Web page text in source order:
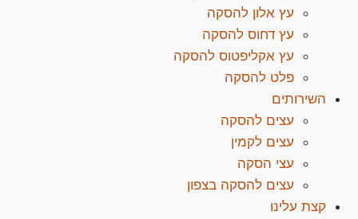
עץ אלון להסקה
עץ דחוס להסקה
עץ אקליפטוס להסקה
פלט להסקה
השירותים
עצים להסקה
עצים לקמין
עצי הסקה
עצים להסקה בצפון
קצת עלינו